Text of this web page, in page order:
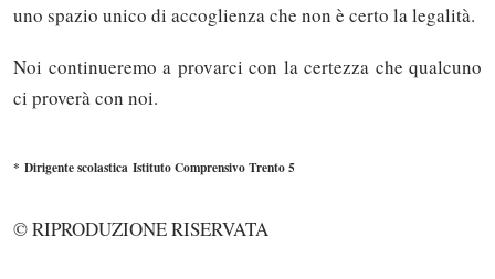
uno spazio unico di accoglienza che non è certo la legalità.
Noi continueremo a provarci con la certezza che qualcuno
ci proverà con noi.
* Dirigente scolastica Istituto Comprensivo Trento 5
© RIPRODUZIONE RISERVATA
Solo gli utenti registrati possono